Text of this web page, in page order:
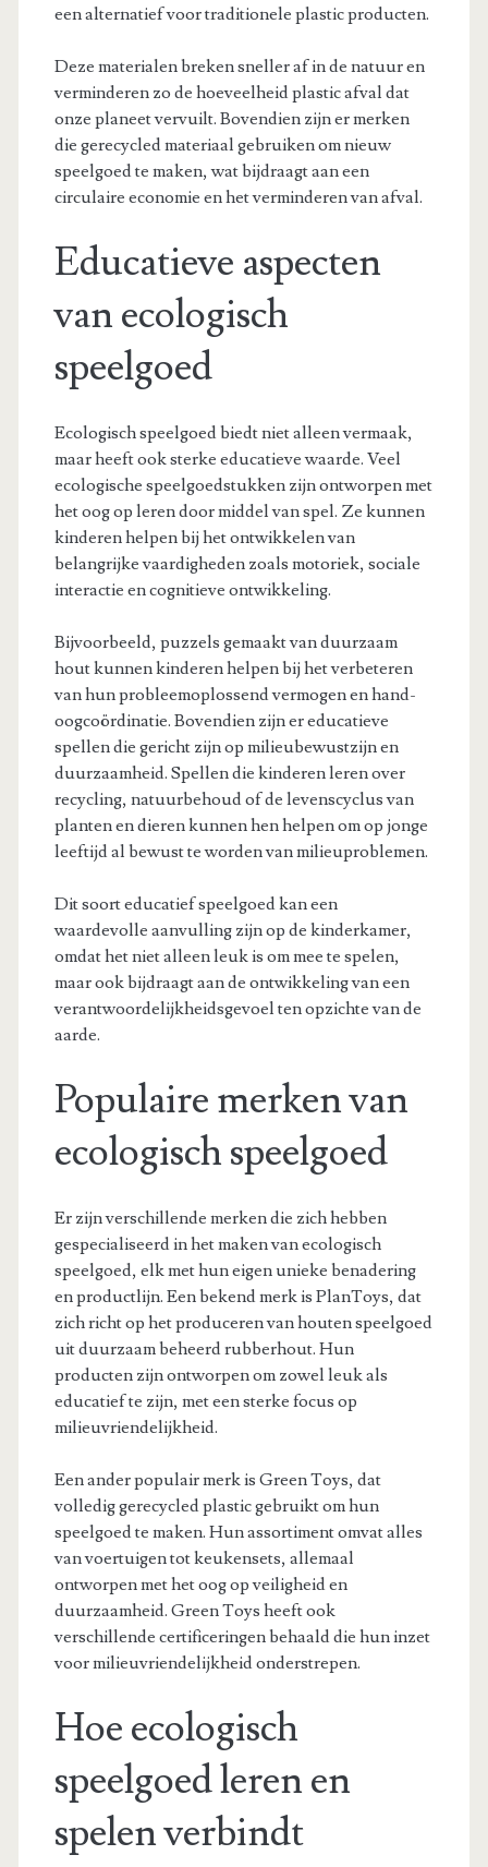
een alternatief voor traditionele plastic producten.
Deze materialen breken sneller af in de natuur en
verminderen zo de hoeveelheid plastic afval dat
onze planeet vervuilt. Bovendien zijn er merken
die gerecycled materiaal gebruiken om nieuw
speelgoed te maken, wat bijdraagt aan een
circulaire economie en het verminderen van afval.
Educatieve aspecten
van ecologisch
speelgoed
Ecologisch speelgoed biedt niet alleen vermaak,
maar heeft ook sterke educatieve waarde. Veel
ecologische speelgoedstukken zijn ontworpen met
het oog op leren door middel van spel. Ze kunnen
kinderen helpen bij het ontwikkelen van
belangrijke vaardigheden zoals motoriek, sociale
interactie en cognitieve ontwikkeling.
Bijvoorbeeld, puzzels gemaakt van duurzaam
hout kunnen kinderen helpen bij het verbeteren
van hun probleemoplossend vermogen en hand-
oogcoördinatie. Bovendien zijn er educatieve
spellen die gericht zijn op milieubewustzijn en
duurzaamheid. Spellen die kinderen leren over
recycling, natuurbehoud of de levenscyclus van
planten en dieren kunnen hen helpen om op jonge
leeftijd al bewust te worden van milieuproblemen.
Dit soort educatief speelgoed kan een
waardevolle aanvulling zijn op de kinderkamer,
omdat het niet alleen leuk is om mee te spelen,
maar ook bijdraagt aan de ontwikkeling van een
verantwoordelijkheidsgevoel ten opzichte van de
aarde.
Populaire merken van
ecologisch speelgoed
Er zijn verschillende merken die zich hebben
gespecialiseerd in het maken van ecologisch
speelgoed, elk met hun eigen unieke benadering
en productlijn. Een bekend merk is PlanToys, dat
zich richt op het produceren van houten speelgoed
uit duurzaam beheerd rubberhout. Hun
producten zijn ontworpen om zowel leuk als
educatief te zijn, met een sterke focus op
milieuvriendelijkheid.
Een ander populair merk is Green Toys, dat
volledig gerecycled plastic gebruikt om hun
speelgoed te maken. Hun assortiment omvat alles
van voertuigen tot keukensets, allemaal
ontworpen met het oog op veiligheid en
duurzaamheid. Green Toys heeft ook
verschillende certificeringen behaald die hun inzet
voor milieuvriendelijkheid onderstrepen.
Hoe ecologisch
speelgoed leren en
spelen verbindt